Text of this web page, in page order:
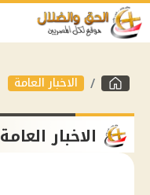
الاخبار العامة
الاخبار العامة